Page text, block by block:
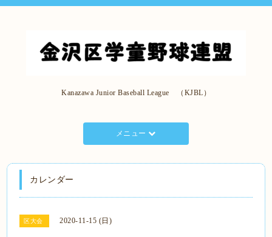
Kanazawa Junior Baseball League （KJBL）
メニュー
カレンダー
区大会 2020-11-15 (日)